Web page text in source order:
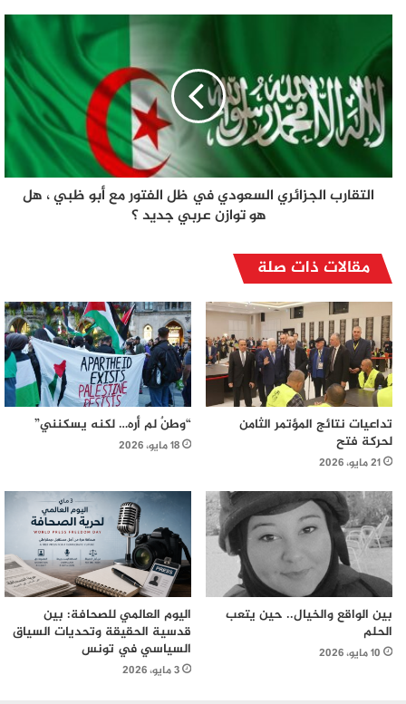
التقارب الجزائري السعودي في ظل الفتور مع أبو ظبي ، هل
هو توازن عربي جديد ؟
مقالات ذات صلة
تداعيات نتائج المؤتمر الثامن
لحركة فتح
21 مايو، 2026
“وطنٌ لم أره… لكنه يسكنني”
18 مايو، 2026
بين الواقع والخيال.. حين يتعب
الحلم
10 مايو، 2026
اليوم العالمي للصحافة: بين
قدسية الحقيقة وتحديات السياق
السياسي في تونس
3 مايو، 2026